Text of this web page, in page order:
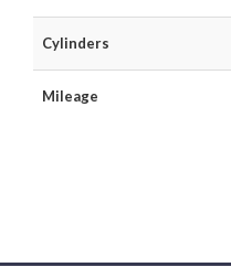
Cylinders
Mileage